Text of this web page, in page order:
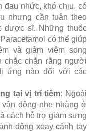
đau nhức, khó chịu, có
nhưng cần tuân theo
dược sĩ. Những thuốc
có thể giúp
và giảm viêm song
chắc chắn rằng người
ứng nào đối với các
tại vị trí tiêm: Ngoài
động nhẹ nhàng ở
cách hỗ trợ giảm sưng
động xoay cánh tay